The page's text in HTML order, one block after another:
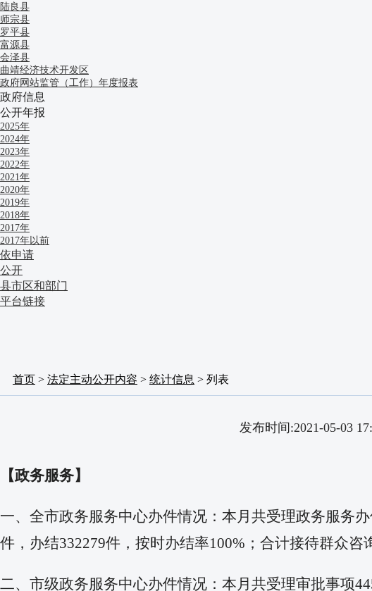
陆良县
师宗县
罗平县
富源县
会泽县
曲靖经济技术开发区
政府网站监管（工作）年度报表
政府信息
公开年报
2025年
2024年
2023年
2022年
2021年
2020年
2019年
2018年
2017年
2017年以前
依申请
公开
县市区和部门
平台链接
首页 > 法定主动公开内容 > 统计信息 > 列表
发布时间:2021-05-
【政务服务】
一、全市政务服务中心办件情况：本月共受理政务服务
件，办结332279件，按时办结率100%；合计接待群众咨
二、市级政务服务中心办件情况：本月共受理审批事项